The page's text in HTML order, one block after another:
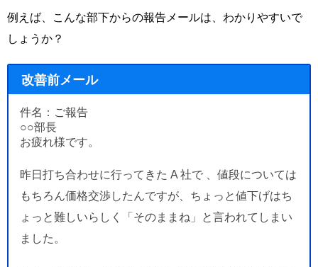
例えば、こんな部下からの報告メールは、わかりやすいで
しょうか？
改善前メール
件名：ご報告
○○部長
お疲れ様です。
昨日打ち合わせに行ってきた A 社で 、値段については
もちろん価格交渉したんですが、ちょっと値下げはち
ょっと難しいらしく「そのままね」と言われてしまい
ました。